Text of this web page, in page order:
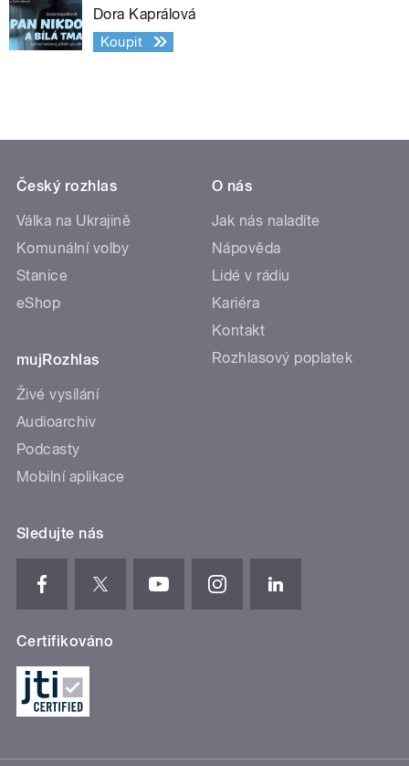
Dora Kaprálová
Koupit
Český rozhlas
Válka na Ukrajině
Komunální volby
Stanice
eShop
mujRozhlas
Živé vysílání
Audioarchiv
Podcasty
Mobilní aplikace
O nás
Jak nás naladíte
Nápověda
Lidé v rádiu
Kariéra
Kontakt
Rozhlasový poplatek
Sledujte nás
Certifikováno